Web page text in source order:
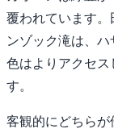
覆われています
ンゾック滝は、
色はよりアクセ
す。
客観的にどちら